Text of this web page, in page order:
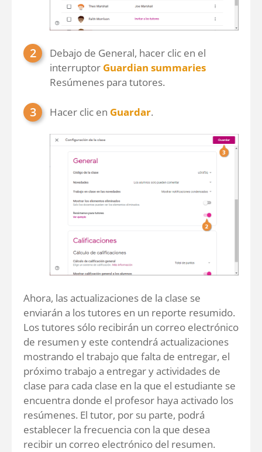
Debajo de General, hacer clic en el
interruptor Guardian summaries
Resúmenes para tutores.
Hacer clic en Guardar.
Ahora, las actualizaciones de la clase se
enviarán a los tutores en un reporte resumido.
Los tutores sólo recibirán un correo electrónico
de resumen y este contendrá actualizaciones
mostrando el trabajo que falta de entregar, el
próximo trabajo a entregar y actividades de
clase para cada clase en la que el estudiante se
encuentra donde el profesor haya activado los
resúmenes. El tutor, por su parte, podrá
establecer la frecuencia con la que desea
recibir un correo electrónico del resumen.